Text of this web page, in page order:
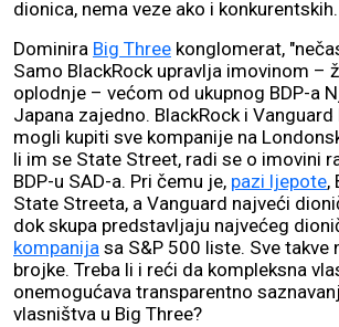
dionica, nema veze ako i konkurentskih.
Dominira Big Three konglomerat,
Samo BlackRock upravlja imovinom –
oplodnje – većom od ukupnog BDP-a
Japana zajedno. BlackRock i
mogli kupiti sve kompanije na
li im se State Street, radi se o imovini
BDP-u SAD-a. Pri čemu je, pazi ljepote,
State Streeta, a Vanguard najveći
dok skupa predstavljaju najvećeg
kompanija sa S&P 500 liste. Sve takve
brojke. Treba li i reći da kompleksna
onemogućava transparentno
vlasništva u Big Three?